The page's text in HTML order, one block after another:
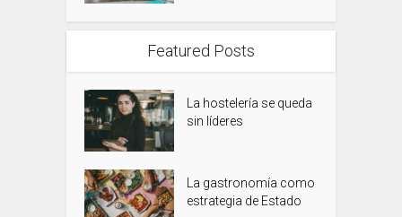
Featured Posts
La hostelería se queda
sin líderes
La gastronomía como
estrategia de Estado